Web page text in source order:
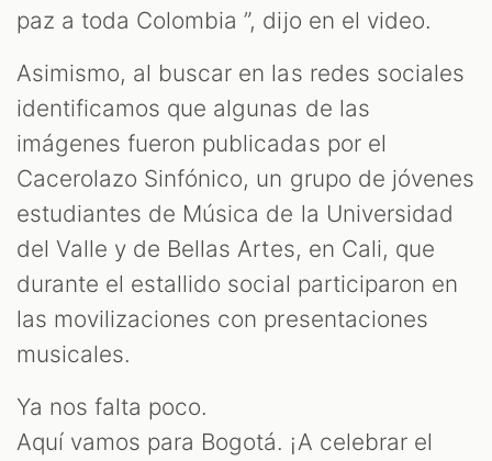
paz a toda Colombia ”, dijo en el video.
Asimismo, al buscar en las redes sociales
identificamos que algunas de las
imágenes fueron publicadas por el
Cacerolazo Sinfónico, un grupo de jóvenes
estudiantes de Música de la Universidad
del Valle y de Bellas Artes, en Cali, que
durante el estallido social participaron en
las movilizaciones con presentaciones
musicales.
Ya nos falta poco.
Aquí vamos para Bogotá. ¡A celebrar el